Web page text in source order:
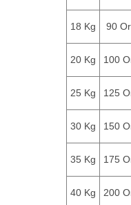
18 Kg 90
20 Kg 100
25 Kg 125
30 Kg 150
35 Kg 175
40 Kg 200